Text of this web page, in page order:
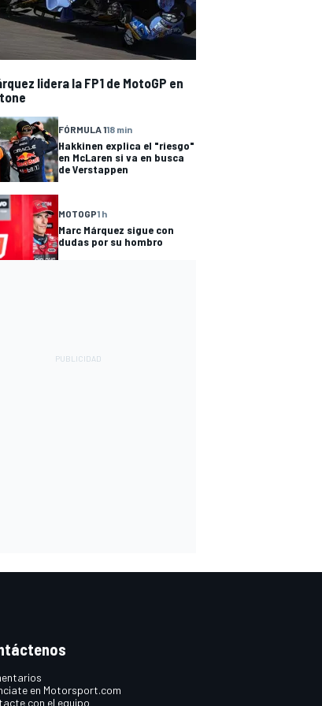
lidera la FP1 de MotoGP en
FÓRMULA 118 min
Hakkinen explica el "riesgo"
en McLaren si va en busca
de Verstappen
MOTOGP1 h
Marc Márquez sigue con
dudas por su hombro
en Motorsport.com
con el equipo